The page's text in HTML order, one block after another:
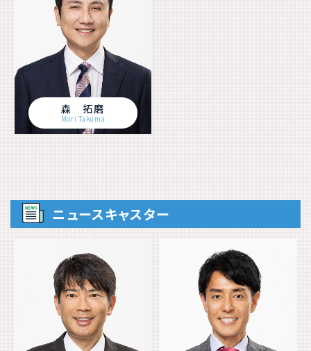
森 拓磨
Mori Takuma
ニュースキャスター